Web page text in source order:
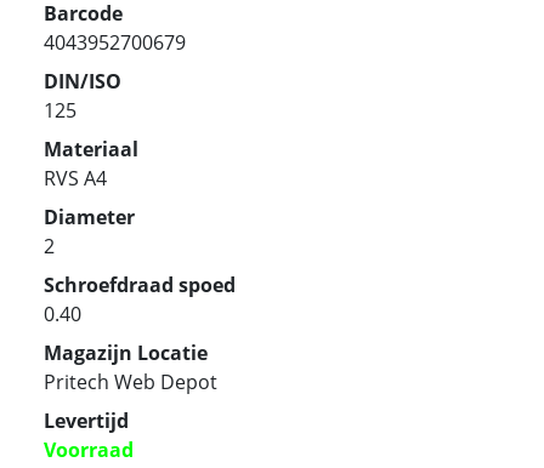
Barcode
4043952700679
DIN/ISO
125
Materiaal
RVS A4
Diameter
2
Schroefdraad spoed
0.40
Magazijn Locatie
Pritech Web Depot
Levertijd
Voorraad